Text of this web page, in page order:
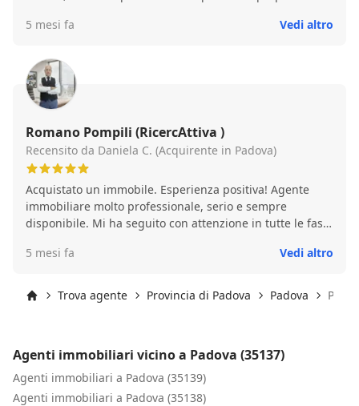
supporto. Nel corso del tempo, ci ha seguiti anche per
disponibilità e professionalità. Durante la recente
vendita del nostro appartamento, il signor Romano si è
occupato di tutto con attenzione, competenza e serietà,
seguendo ogni passaggio burocratico in modo
ineccepibile e mantenendo sempre quanto promesso.
Consigliamo vivamente questa agenzia a chiunque
cerchi un agente immobiliare affidabile, trasparente e
5 mesi fa Vedi altro
Romano Pompili (RicercAttiva )
Recensito da Daniela C. (Acquirente in Padova)
Acquistato un immobile. Esperienza positiva! Agente
immobiliare molto professionale, serio e sempre
disponibile. Mi ha seguito con attenzione in tutte le fasi,
5 mesi fa
Vedi altro
Trova agente Provincia di Padova Padova
Agenti immobiliari vicino a Padova (35137)
Agenti immobiliari a Padova (35139)
Agenti immobiliari a Padova (35138)